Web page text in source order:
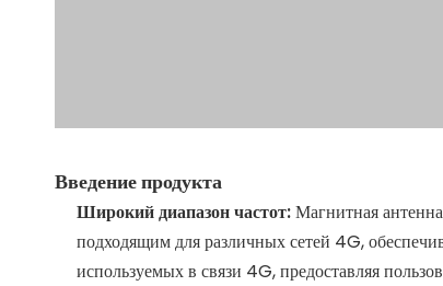
Введение продукта
Широкий диапазон частот:Магнитная
подходящим для различных сетей 4G,
используемых в связи 4G, предоставляя